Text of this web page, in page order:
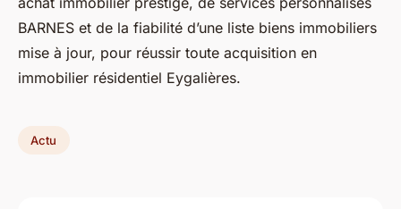
BARNES et de la fiabilité d’une liste biens immobiliers
mise à jour, pour réussir toute acquisition en
immobilier résidentiel Eygalières.
Actu